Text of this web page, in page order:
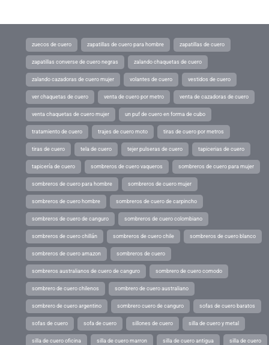
zuecos de cuero zapatillas de cuero para hombre zapatillas de cuero
zapatillas converse de cuero negras zalando chaquetas de cuero
zalando cazadoras de cuero mujer volantes de cuero vestidos de cuero
ver chaquetas de cuero venta de cuero por metro venta de cazadoras de cuero
venta chaquetas de cuero mujer un puf de cuero en forma de cubo
tratamiento de cuero trajes de cuero moto tiras de cuero por metros
tiras de cuero tela de cuero tejer pulseras de cuero tapicerias de cuero
tapicería de cuero sombreros de cuero vaqueros sombreros de cuero para mujer
sombreros de cuero para hombre sombreros de cuero mujer
sombreros de cuero hombre sombreros de cuero de carpincho
sombreros de cuero de canguro sombreros de cuero colombiano
sombreros de cuero chillán sombreros de cuero chile sombreros de cuero blanco
sombreros de cuero amazon sombreros de cuero
sombreros australianos de cuero de canguro sombrero de cuero comodo
sombrero de cuero chilenos sombrero de cuero australiano
sombrero de cuero argentino sombrero cuero de canguro sofas de cuero baratos
sofas de cuero sofa de cuero sillones de cuero silla de cuero y metal
silla de cuero oficina silla de cuero marron silla de cuero antigua silla de cuero